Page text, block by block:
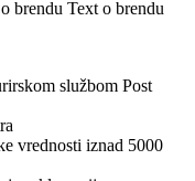
brendu Text o brendu
službom Post
vrednosti iznad 5000